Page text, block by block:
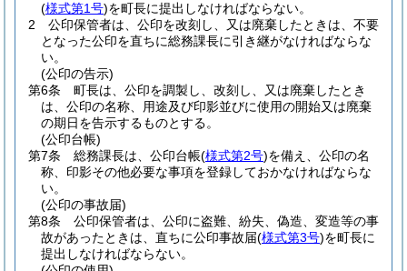
(様式第1号)を町長に提出しなければならない。
2
公印保管者は、公印を改刻し、又は廃棄したときは、不要
となった公印を直ちに総務課長に引き継がなければならな
い。
(公印の告示)
第6条
町長は、公印を調製し、改刻し、又は廃棄したとき
は、公印の名称、用途及び印影並びに使用の開始又は廃棄
の期日を告示するものとする。
(公印台帳)
第7条
総務課長は、公印台帳(様式第2号)を備え、公印の名
称、印影その他必要な事項を登録しておかなければならな
い。
(公印の事故届)
第8条
公印保管者は、公印に盗難、紛失、偽造、変造等の事
故があったときは、直ちに公印事故届(様式第3号)を町長に
提出しなければならない。